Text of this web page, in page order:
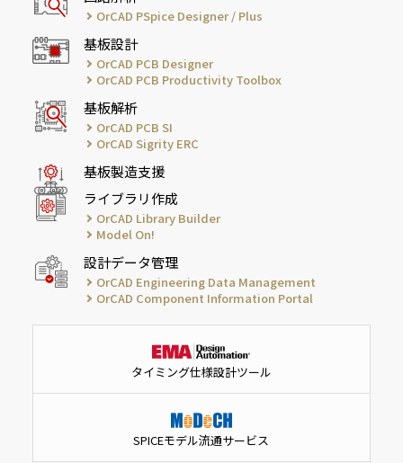
OrCAD PSpice Designer / Plus
基板設計
OrCAD PCB Designer
OrCAD PCB Productivity Toolbox
基板解析
OrCAD PCB SI
OrCAD Sigrity ERC
基板製造支援
ライブラリ作成
OrCAD Library Builder
Model On!
設計データ管理
OrCAD Engineering Data Management
OrCAD Component Information Portal
タイミング仕様設計ツール
SPICEモデル流通サービス